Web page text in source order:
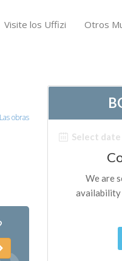
Visite los Uffizi Otros
Las obras